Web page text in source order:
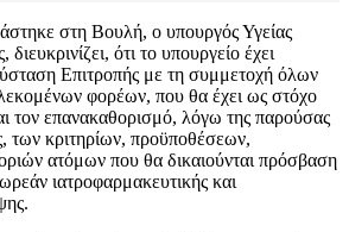
στη Βουλή, ο υπουργός Υγείας
ότι το υπουργείο έχει
Επιτροπής με τη συμμετοχή όλων
φορέων, που θα έχει ως στόχο
τον επανακαθορισμό, λόγω της παρούσας
των κριτηρίων, προϋποθέσεων,
ατόμων που θα δικαιούνται πρόσβαση
ιατροφαρμακευτικής και